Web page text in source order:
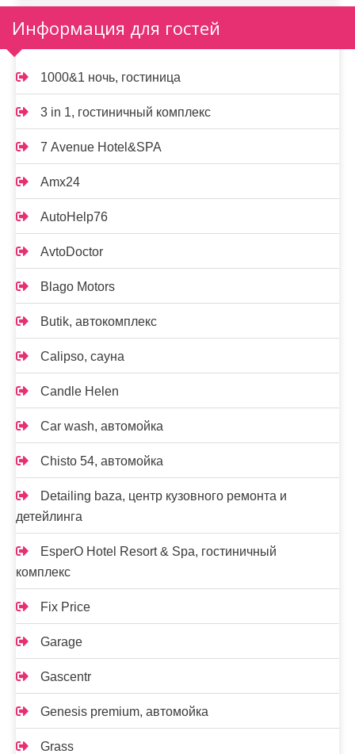
Информация для гостей
1000&1 ночь, гостиница
3 in 1, гостиничный комплекс
7 Avenue Hotel&SPA
Amx24
AutoHelp76
AvtoDoctor
Blago Motors
Butik, автокомплекс
Calipso, сауна
Candle Helen
Car wash, автомойка
Chisto 54, автомойка
Detailing baza, центр кузовного ремонта и
детейлинга
EsperO Hotel Resort & Spa, гостиничный
комплекс
Fix Price
Garage
Gascentr
Genesis premium, автомойка
Grass